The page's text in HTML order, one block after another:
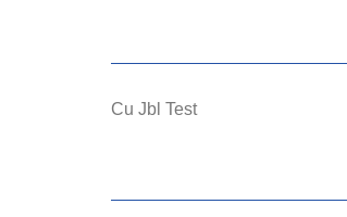
Cu Jbl Test